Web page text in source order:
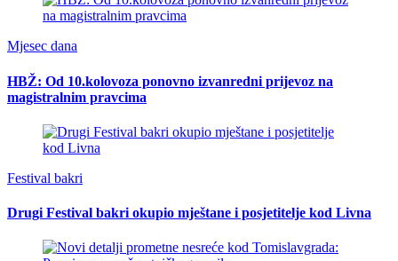
Mjesec dana
HBŽ: Od 10.kolovoza ponovno izvanredni prijevoz na
magistralnim pravcima
Festival bakri
Drugi Festival bakri okupio mještane i posjetitelje kod Livna